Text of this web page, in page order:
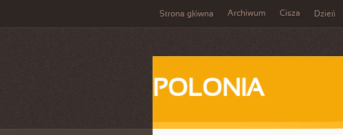
Strona główna Archiwum Cisza Dzień
POLONIA